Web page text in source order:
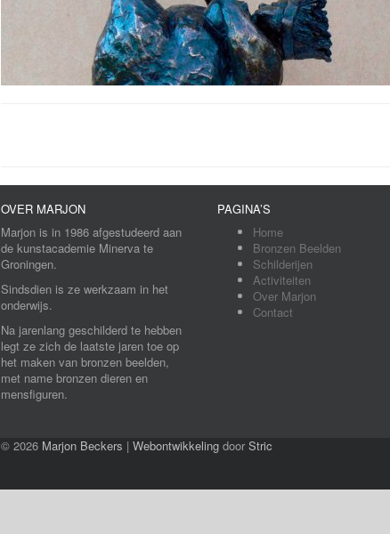
OVER MARJON
Marjon is in 1986 afgestudeerd aan
de kunstacademie Minerva te
Groningen.
Sindsdien is ze werkzaam in het
onderwijs.
Na jarenlang geschilderd te hebben
legt ze zich de laatste jaren toe op
het maken van bronzen beelden,
met name bronzen dieren en
mensfiguren.
PAGINA’S
Home
Bronzen Beelden
Schilderijen
Activiteiten
Over Marjon
Contact
© 2026 Marjon Beckers | Webontwikkeling door Stric